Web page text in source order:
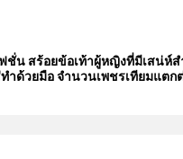
สร้อยข้อเท้าผู้หญิงที่มีเสน่ห์
ด้วยมือ จำนวนเพชรเทียมแต